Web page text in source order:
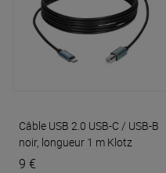
Câble USB 2.0 USB-C / USB-B
noir, longueur 1 m Klotz
9 €